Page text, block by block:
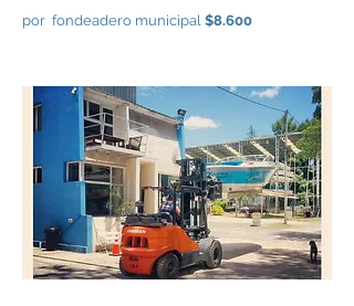
por fondeadero municipal $8.600